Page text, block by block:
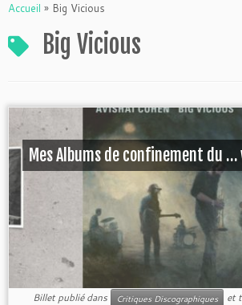
Accueil » Big Vicious
Big Vicious
Mes Albums de confinement du …
Billet publié dans Critiques Discographiques et